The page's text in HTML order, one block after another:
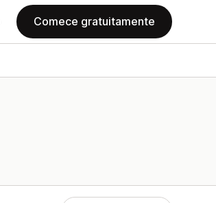
Comece gratuitamente